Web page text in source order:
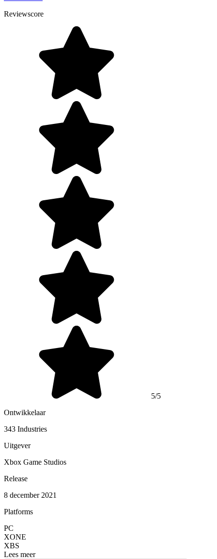
Reviewscore
5/5
Ontwikkelaar
343 Industries
Uitgever
Xbox Game Studios
Release
8 december 2021
Platforms
PC
XONE
XBS
Lees meer